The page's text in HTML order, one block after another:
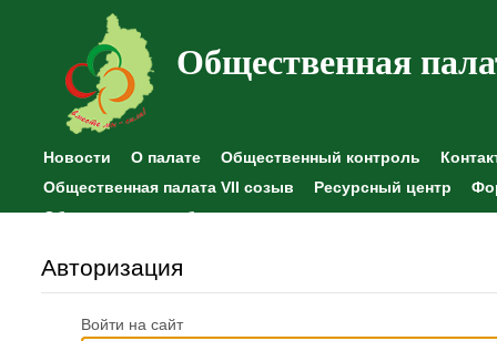
Общественная
Новости О палате Общественный контроль
Общественная палата VII созыв
Ресурсный центр
Общественные наблюдения
Авторизация
Войти на сайт